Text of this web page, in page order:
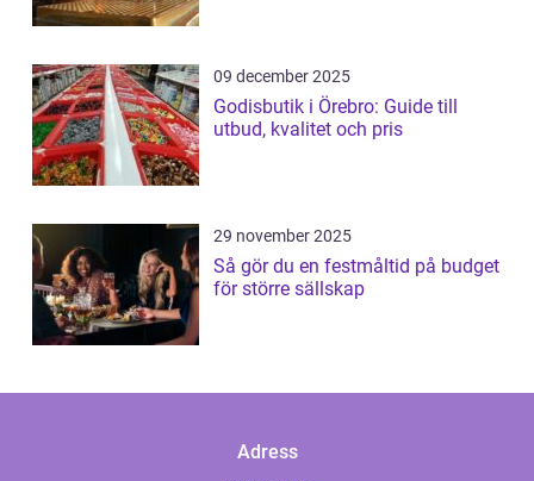
09 december 2025
Godisbutik i Örebro: Guide till
utbud, kvalitet och pris
29 november 2025
Så gör du en festmåltid på budget
för större sällskap
Adress